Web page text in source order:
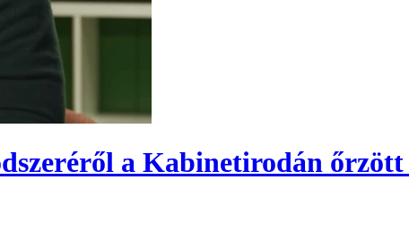
a Kabinetirodán